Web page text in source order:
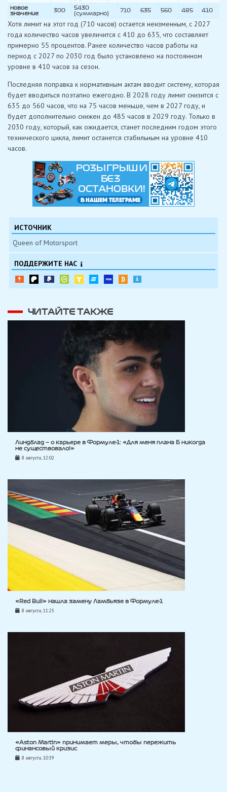
новое
значение
300
5430
(суммарно)
710 635 560 485 410
Хотя лимит на этот год (710 часов) остается неизменным, с 2027
года количество часов увеличится с 410 до 635, что составляет
примерно 55 процентов. Ранее количество часов работы на
период с 2027 по 2030 год было установлено на постоянном
уровне в 410 часов за сезон.
Последняя поправка к нормативным актам вводит систему, которая
будет вводиться поэтапно ежегодно. В 2028 году лимит снизится с
635 до 560 часов, что на 75 часов меньше, чем в 2027 году, и
будет дополнительно снижен до 485 часов в 2029 году. Только в
2030 году, который, как ожидается, станет последним годом этого
технического цикла, лимит останется стабильным на уровне 410
часов.
ИСТОЧНИК
Queen of Motorsport
ПОДДЕРЖИТЕ НАС
ЧИТАЙТЕ ТАКЖЕ
Линдблад — о карьере в Формуле-1: «Для меня плана Б никогда
не существовало!»
8 августа, 12:02
«Red Bull» нашла замену Ламбьязе в Формуле-1
8 августа, 11:25
«Aston Martin» принимает меры, чтобы пережить
финансовый кризис
8 августа, 10:39